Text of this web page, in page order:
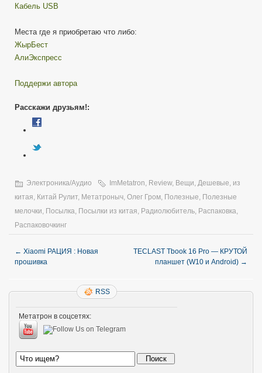
Кабель USB
Места где я приобретаю что либо:
ЖырБест
АлиЭкспресс
Поддержи автора
Расскажи друзьям!:
Электроника/Аудио ImMetatron Review, Вещи Дешевые из
китая Китай Рулит Метатроныч Олег Гром Полезные Полезные
мелочки Посылка Посылки из китая Радиолюбитель Распаковка
Распаковочкинг
← Xiaomi РАЦИЯ : Новая
прошивка
TECLAST Tbook 16 Pro — КРУТОЙ
планшет (W10 и Android) →
RSS
Метатрон в соцсетях: